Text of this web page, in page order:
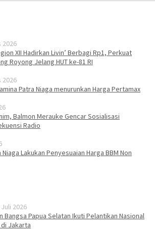
2026
XII Hadirkan Livin’ Berbagi Rp1, Perkuat
Royong Jelang HUT ke-81 RI
2026
Patra Niaga menurunkan Harga Pertamax
Balmon Merauke Gencar Sosialisasi
Radio
Lakukan Penyesuaian Harga BBM Non
Juli 2026
Bangsa Papua Selatan Ikuti Pelantikan Nasional
Jakarta